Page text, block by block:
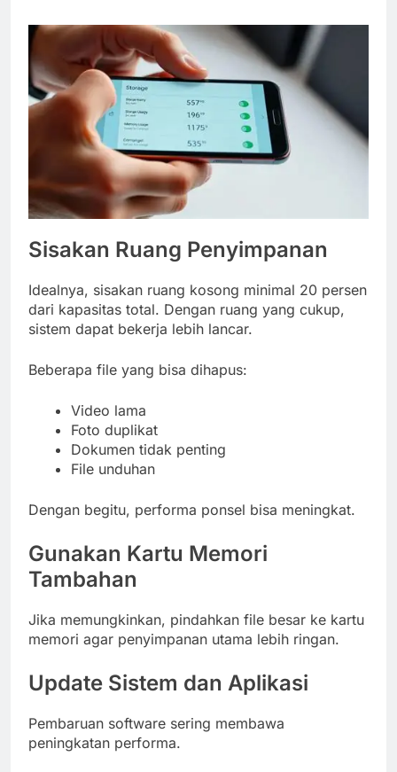
Sisakan Ruang Penyimpanan
Idealnya, sisakan ruang kosong minimal 20 persen
dari kapasitas total. Dengan ruang yang cukup,
sistem dapat bekerja lebih lancar.
Beberapa file yang bisa dihapus:
Video lama
Foto duplikat
Dokumen tidak penting
File unduhan
Dengan begitu, performa ponsel bisa meningkat.
Gunakan Kartu Memori
Tambahan
Jika memungkinkan, pindahkan file besar ke kartu
memori agar penyimpanan utama lebih ringan.
Update Sistem dan Aplikasi
Pembaruan software sering membawa
peningkatan performa.